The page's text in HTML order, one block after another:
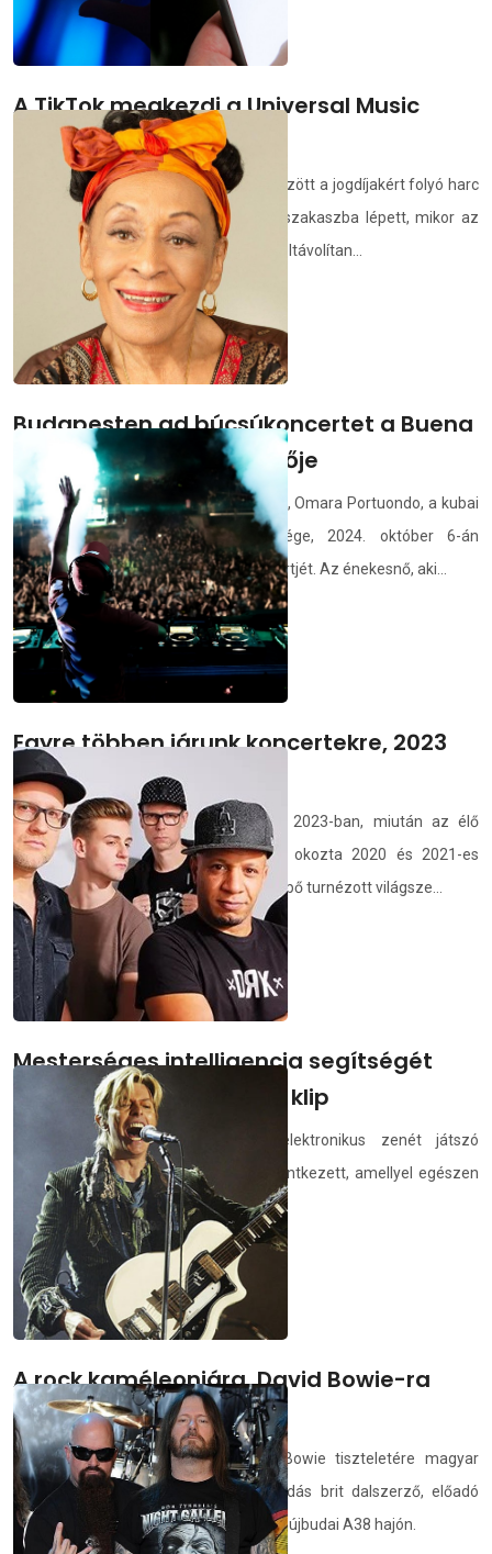
A TikTok megkezdi a Universal Music
dalainak eltávolítását
A Universal Music Group és a TikTok között a jogdíjakért folyó harc
kedden a kora reggeli órákban újabb szakaszba lépett, mikor az
UMG által közzétett dalokat elkezdték eltávolítan...
demedia.hu 2024.02.28.
Budapesten ad búcsúkoncertet a Buena
Vista legendás énekesnője
A zenetörténelem egyik ikonikus alakja, Omara Portuondo, a kubai
zenei élet meghatározó személyisége, 2024. október 6-án
Budapesten adja magyarországi koncertjét. Az énekesnő, aki...
demedia.hu 2024.02.28.
Egyre többen járunk koncertekre, 2023
rekordév volt
A Live Nation újabb rekordévet zárt 2023-ban, miután az élő
szórakoztatás kiheverte a pandémia okozta 2020 és 2021-es
leállást, és ismét több szupersztár fellépő turnézott világsze...
demedia.hu 2024.02.27.
Mesterséges intelligencia segítségét
kérte a Brains - új dal és klip
Az ország egyik legnépszerűbb elektronikus zenét játszó
koncertzenekara, a Brains új dallal jelentkezett, amellyel egészen
az alapokig nyúltak vissza a zenészek.
demedia.hu 2024.02.26.
A rock kaméleonjára, David Bowie-ra
emlékeznek
Ismét emlékestet rendeznek David Bowie tiszteletére magyar
zenészek. A nyolc éve elhunyt legendás brit dalszerző, előadó
számai március 20-án hangzanak el az újbudai A38 hajón.